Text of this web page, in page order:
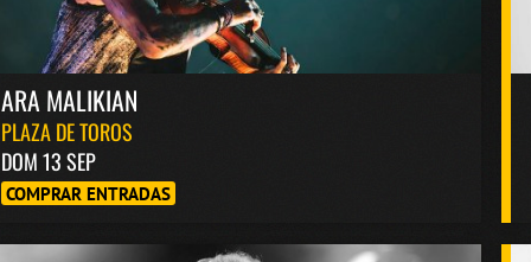
ARA MALIKIAN
PLAZA DE TOROS
DOM 13 SEP
COMPRAR ENTRADAS